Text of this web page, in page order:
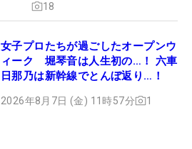
18
女子プロたちが過ごしたオープンウ
ィーク 堀琴音は人生初の…！ 六車
日那乃は新幹線でとんぼ返り…！
2026年8月7日 (金) 11時57分 1